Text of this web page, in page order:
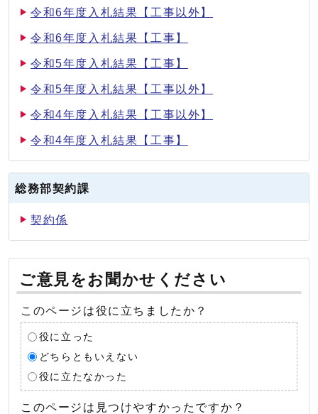
令和6年度入札結果【工事以外】
令和6年度入札結果【工事】
令和5年度入札結果【工事】
令和5年度入札結果【工事以外】
令和4年度入札結果【工事以外】
令和4年度入札結果【工事】
総務部契約課
契約係
ご意見をお聞かせください
このページは役に立ちましたか？
役に立った
どちらともいえない
役に立たなかった
このページは見つけやすかったですか？